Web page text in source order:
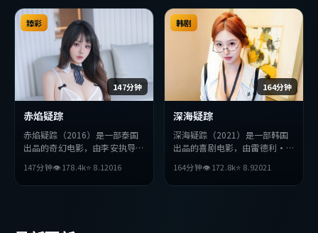
弛有度，适合喜欢该类型的观众
完整观看。
张弛有度，适合喜欢该类型的观
众完整观看。
147分钟
臻彩
赤焰疑踪
赤焰疑踪（2016）是一部泰国
出品的奇幻电影，由李安执导，
片在叙事与视听上力求突破，探
讨人性与抉择，节奏张弛有度，
147分钟👁178.4k⭐ 8.12016
164分钟
韩剧
深海疑踪
深海疑踪（2021）是一部韩国
出品的喜剧电影，由雷德利·
周润发等主演。影片在叙事与视
听上力求突破，探讨人性与抉
164分钟👁172.8k⭐ 8.92021